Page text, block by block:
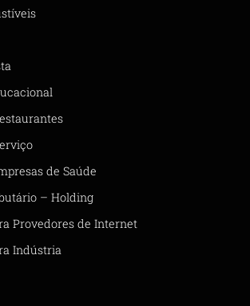
de Saúde
– Holding
Provedores de Internet
Indústria